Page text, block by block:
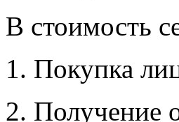
В стоимость
1. Покупка
2. Получение